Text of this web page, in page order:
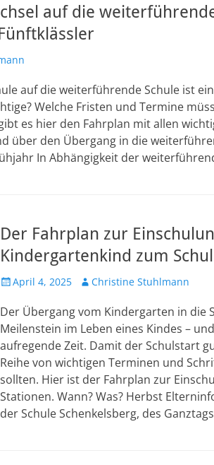
auf die
auf die weiterführende Schule ist
Welche Fristen und Termine
es hier den Fahrplan mit allen
über den Übergang in die
In Abhängigkeit der
Der Fahrplan zur
Kindergartenkind zum
Veröffentlicht
April 4, 2025 AutorChristine Stuhlmann
Der Übergang vom Kindergarten in die
Meilenstein im Leben eines Kindes –
aufregende Zeit. Damit der Schulstart
Reihe von wichtigen Terminen und
sollten. Hier ist der Fahrplan zur
Stationen. Wann? Was? Herbst
der Schule Schenkelsberg, des